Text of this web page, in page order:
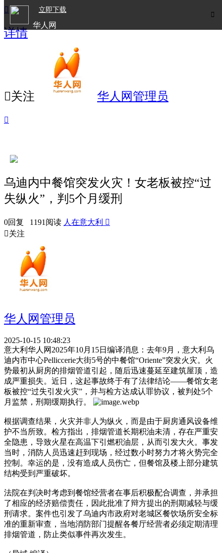

立即下载
华人网

详情
关注 华人网管理员

乌迪内中餐馆突发火灾！女老板被控“过
失纵火”，判5个月缓刑
0回复 1191阅读 人在意大利 
关注
华人网管理员
2025-10-15 10:48:23
意大利华人网2025年10月15日编译消息：去年9月，意大利乌
迪内市中心Pelliccerie大街5号的中餐馆“Oriente”突发火灾。火
势最初从厨房的排烟管道引起，随后迅速蔓延至建筑屋顶，造
成严重损失。近日，这起事故终于有了法律结论——餐馆女老
板被控“过失引发火灾”，并与检方达成认罪协议，被判处5个
月监禁，刑期缓期执行。
根据调查结果，火灾并非人为纵火，而是由于厨房通风设备维
护不当所致。检方指出，排烟管道长期积油未清，存在严重安
全隐患，导致火星在高温下引燃积油层，从而引发大火。事发
当时，消防人员迅速赶到现场，经过数小时努力才将火势完全
控制。幸运的是，没有造成人员伤亡，但餐馆及楼上部分建筑
结构受到严重破坏。
法院在判决时考虑到餐馆经营者在事后积极配合调查，并承担
了相应的经济赔偿责任，因此批准了辩方提出的刑期减轻与缓
刑请求。案件也引发了乌迪内市政府对老城区餐饮场所安全标
准的重新审查，当地消防部门提醒各餐厅经营者必须定期清理
排烟管道，防止类似事件再次发生。